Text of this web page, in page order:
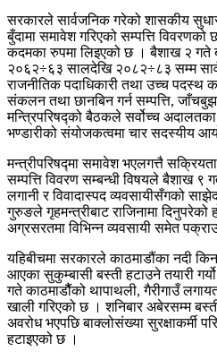
सरकारले सार्वजनिक गरेको शासकीय
बुँदामा समावेश गरिएको सम्पत्ति विवरणको
कदमका रुपमा लिइएको छ । बैशाख २ गते
२०६२÷६३ सालदेखि २०८२÷८३ सम्म
राजनीतिक पदाधिकारी तथा उच्च पदस्थ
संकलन तथा छानबिन गर्न सम्पत्ति,
मन्त्रिपरिषद्को बैठकले सर्वोच्च अदालतका
भण्डारीको संयोजकत्वमा चार सदस्यीय
मन्त्रीपरिषद्मा समावेश भएलगत्तै
सम्पत्ति विवरण सम्बन्धी विषयले बैशाख
लगानी र विवादास्पद व्यवसायीसँगको
गुरुङले गृहमन्त्रीबाट राजिनामा दिनुपरेको
अग्रसरतमा विभिन्न व्यवसायी समेत
यहिबीचमा सरकारले काठमाडौंका नदी
आएका सुकुम्बासी बस्ती हटाउने तयारी
गते काठमाडौैंको थापाथली, गैरीगाउँ
खाली गरिएको छ । शनिबार अबेरसम्म
अवरोध भएपछि बाक्लोसंख्या सुरक्षाकर्मी
हटाइएको छ ।